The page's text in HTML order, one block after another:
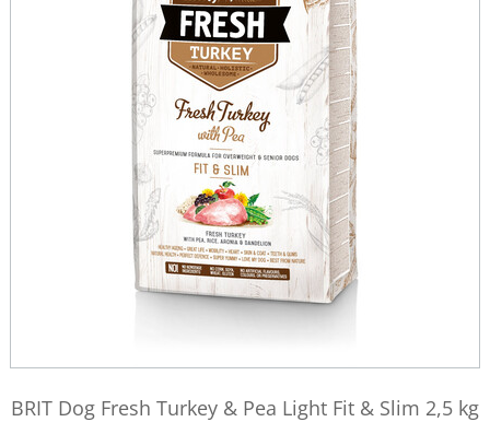
BRIT Dog Fresh Turkey & Pea Light Fit & Slim 2,5 kg